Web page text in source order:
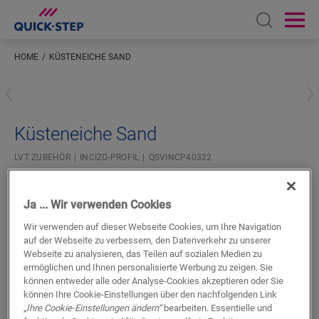
Open
HOME KÜSTENEICHE SAND
Küsteneiche Sand
LVT ZUBEHÖR INCIZO-PROFIL QSVINCP40322
Für Ihren Vinylboden
Farblich abgestimmt auf Ihren Boden
Dehnungsfugen beachten
Ja ... Wir verwenden Cookies
Wir verwenden auf dieser Webseite Cookies, um Ihre Navigation
auf der Webseite zu verbessern, den Datenverkehr zu unserer
Webseite zu analysieren, das Teilen auf sozialen Medien zu
ermöglichen und Ihnen personalisierte Werbung zu zeigen. Sie
können entweder alle oder Analyse-Cookies akzeptieren oder Sie
können Ihre Cookie-Einstellungen über den nachfolgenden Link
„Ihre Cookie-Einstellungen ändern“bearbeiten. Essentielle und